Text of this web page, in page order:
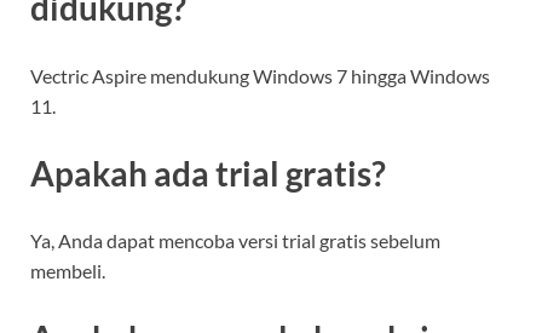
Vectric Aspire mendukung Windows 7 hingga Windows
11.
Apakah ada trial gratis?
Ya, Anda dapat mencoba versi trial gratis sebelum
membeli.